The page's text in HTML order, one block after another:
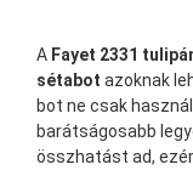
A Fayet 2331
sétabot azoknak
bot ne csak
barátságosabb
összhatást ad,